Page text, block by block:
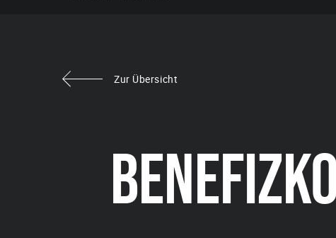
Zur Übersicht